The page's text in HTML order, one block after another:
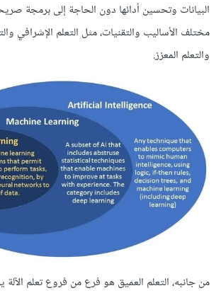
البيانات وتحسين أدائها دون الحاجة إلى برمجة
مختلف الأساليب والتقنيات، مثل التعلم الإشرافي
والتعلم المعزز.
من جانبه، التعلم العميق هو فرع من فروع تعلم الآلة